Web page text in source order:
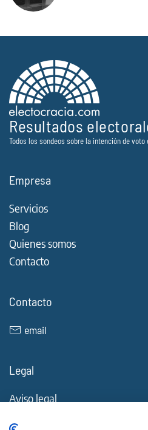
Resultados
Todos los sondeos sobre la intención de voto
Empresa
Servicios
Blog
Quienes somos
Contacto
Contacto
email
Legal
Aviso legal